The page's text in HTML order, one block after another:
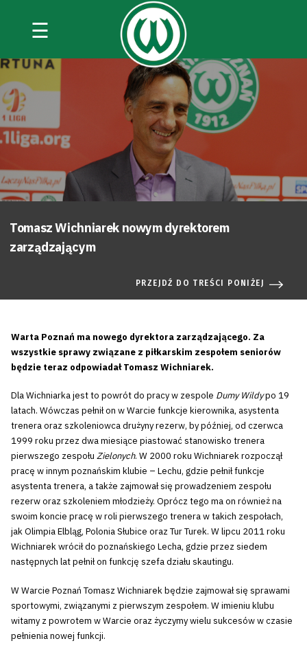
☰
Tomasz Wichniarek nowym dyrektorem
zarządzającym
PRZEJDŹ DO TREŚCI PONIŻEJ
Warta Poznań ma nowego dyrektora zarządzającego. Za
wszystkie sprawy związane z piłkarskim zespołem seniorów
będzie teraz odpowiadał Tomasz Wichniarek.
Dla Wichniarka jest to powrót do pracy w zespole Dumy Wildypo 19
latach. Wówczas pełnił on w Warcie funkcje kierownika, asystenta
trenera oraz szkoleniowca drużyny rezerw, by później, od czerwca
1999 roku przez dwa miesiące piastować stanowisko trenera
pierwszego zespołu Zielonych. W 2000 roku Wichniarek rozpoczął
pracę w innym poznańskim klubie – Lechu, gdzie pełnił funkcje
asystenta trenera, a także zajmował się prowadzeniem zespołu
rezerw oraz szkoleniem młodzieży. Oprócz tego ma on również na
swoim koncie pracę w roli pierwszego trenera w takich zespołach,
jak Olimpia Elbląg, Polonia Słubice oraz Tur Turek. W lipcu 2011 roku
Wichniarek wrócił do poznańskiego Lecha, gdzie przez siedem
następnych lat pełnił on funkcję szefa działu skautingu.
W Warcie Poznań Tomasz Wichniarek będzie zajmował się sprawami
sportowymi, związanymi z pierwszym zespołem. W imieniu klubu
witamy z powrotem w Warcie oraz życzymy wielu sukcesów w czasie
pełnienia nowej funkcji.